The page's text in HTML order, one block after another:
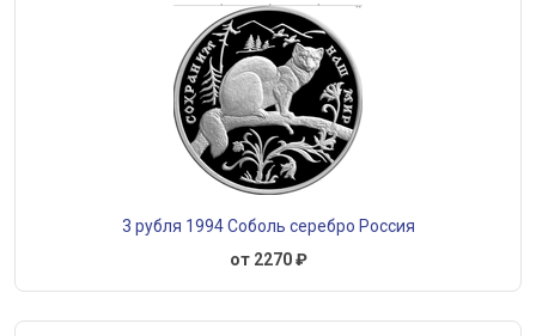
3 рубля 1994 Соболь серебро Россия
от 2270 ₽